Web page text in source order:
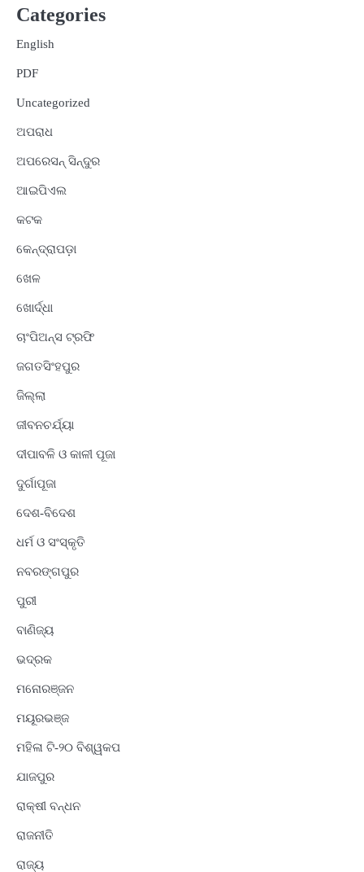
Categories
English
PDF
Uncategorized
ଅପରାଧ
ଅପରେସନ୍ ସିନ୍ଦୁର
ଆଇପିଏଲ
କଟକ
କେନ୍ଦ୍ରାପଡ଼ା
ଖେଳ
ଖୋର୍ଦ୍ଧା
ଚାଂପିଅନ୍ସ ଟ୍ରଫି
ଜଗତସିଂହପୁର
ଜିଲ୍ଲା
ଜୀବନଚର୍ଯ୍ୟା
ଦୀପାବଳି ଓ କାଳୀ ପୂଜା
ଦୁର୍ଗାପୂଜା
ଦେଶ-ବିଦେଶ
ଧର୍ମ ଓ ସଂସ୍କୃତି
ନବରଙ୍ଗପୁର
ପୁରୀ
ବାଣିଜ୍ୟ
ଭଦ୍ରକ
ମନୋରଞ୍ଜନ
ମୟୂରଭଞ୍ଜ
ମହିଳା ଟି-୨୦ ବିଶ୍ୱକପ
ଯାଜପୁର
ରାକ୍ଷୀ ବନ୍ଧନ
ରାଜନୀତି
ରାଜ୍ୟ